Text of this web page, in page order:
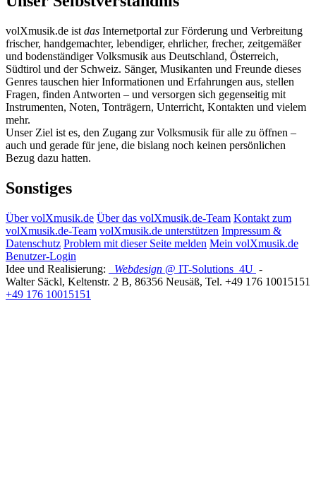
volXmusik.de ist das Internetportal zur Förderung und Verbreitung
frischer, handgemachter, lebendiger, ehrlicher, frecher, zeitgemäßer
und bodenständiger Volksmusik aus Deutschland, Österreich,
Südtirol und der Schweiz. Sänger, Musikanten und Freunde dieses
Genres tauschen hier Informationen und Erfahrungen aus, stellen
Fragen, finden Antworten – und versorgen sich gegenseitig mit
Instrumenten, Noten, Tonträgern, Unterricht, Kontakten und vielem
mehr.
Unser Ziel ist es, den Zugang zur Volksmusik für alle zu öffnen –
auch und gerade für jene, die bislang noch keinen persönlichen
Bezug dazu hatten.
Sonstiges
Über volXmusik.de Über das volXmusik.de-Team Kontakt zum
volXmusik.de-Team volXmusik.de unterstützen Impressum &
Datenschutz Problem mit dieser Seite melden Mein volXmusik.de
Benutzer-Login
Idee und Realisierung:
Webdesign @ IT-Solutions 4U -
Walter Säckl, Keltenstr. 2 B, 86356 Neusäß, Tel. +49 176 10015151
+49 176 10015151